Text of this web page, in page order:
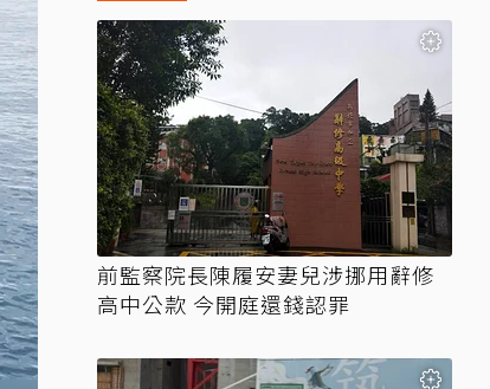
前監察院長陳履安妻兒涉挪用辭修
高中公款 今開庭還錢認罪